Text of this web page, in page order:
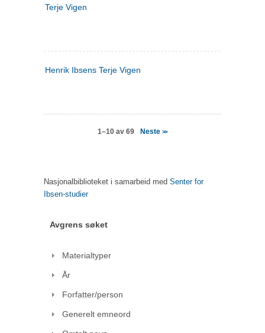
Terje Vigen
Henrik Ibsens Terje Vigen
1–10 av 69 Neste>>
Nasjonalbiblioteket i samarbeid med Senter for
Ibsen-studier
Avgrens søket
Materialtyper
År
Forfatter/person
Generelt emneord